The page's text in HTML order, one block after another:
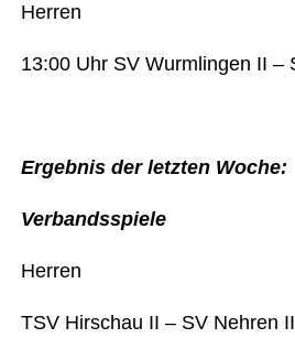
Herren
13:00 Uhr SV Wurmlingen II –
Ergebnis der letzten Woche:
Verbandsspiele
Herren
TSV Hirschau II – SV Nehren